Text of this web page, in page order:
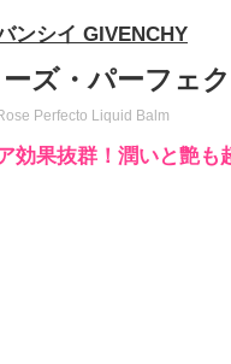
ンシイ GIVENCHY
ーズ・パーフェ
Perfecto Liquid Balm
効果抜群！潤いと艶も